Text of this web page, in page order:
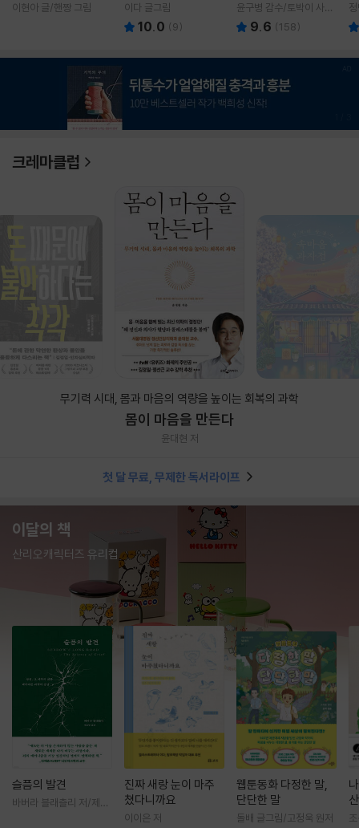
이현아 글/핸짱 그림 이다 글그림
10.0 (9)
윤구병 감수/토박이 사전
편찬실 편
9.6 (158)
크레마클럽
무기력 시대, 몸과 마음의 역량을 높이는 회복의 과학
몸이 마음을 만든다
윤대현 저
첫 달 무료, 무제한 독서라이프
이달의 책
산리오캐릭터즈 유리컵
슬픔의 발견
바버라 블래츨리 저/제효
진짜 새랑 눈이 마주
쳤다니까요
이이은 저
웹툰동화 다정한 말,
단단한 말
돌배 글그림/고정욱 원저